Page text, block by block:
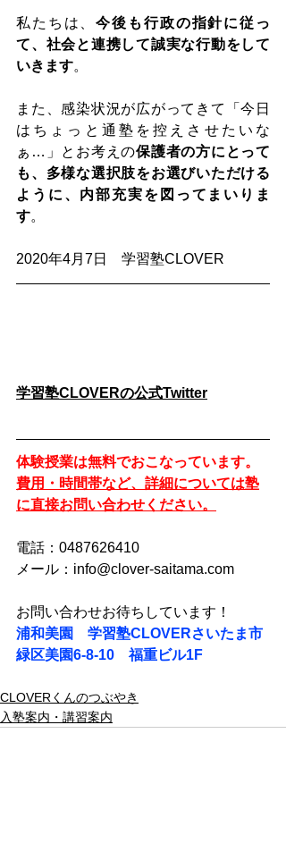
私たちは、今後も行政の指針に従っ
て、社会と連携して誠実な行動をして
いきます。
また、感染状況が広がってきて「今日
はちょっと通塾を控えさせたいな
ぁ…」とお考えの保護者の方にとって
も、多様な選択肢をお選びいただける
ように、内部充実を図ってまいりま
す。
2020年4月7日　​学習塾CLOVER
学習塾CLOVERの公式Twitter
体験授業は無料でおこなっています。
費用・時間帯など、詳細については塾
に直接お問い合わせください。
電話：0487626410
メール：info@clover-saitama.com
お問い合わせお待ちしています！
浦和美園　学習塾CLOVERさいたま市
緑区美園6-8-10　福重ビル1F
CLOVERくんのつぶやき
入塾案内・講習案内